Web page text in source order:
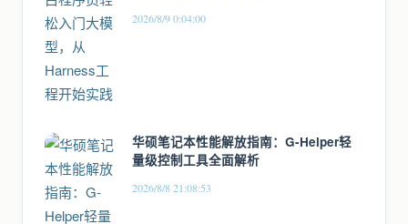
2026/8/9 0:04:00
华硕笔记本性能解放指南：G-Helper轻
量级控制工具全面解析
2026/8/8 21:08:53